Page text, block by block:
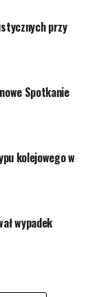
przy
Spotkanie
kolejowego w
wypadek